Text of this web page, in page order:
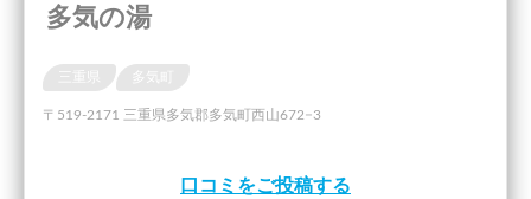
多気の湯
多気町
〒519-2171 三重県多気郡多気町西山672−3
口コミをご投稿する